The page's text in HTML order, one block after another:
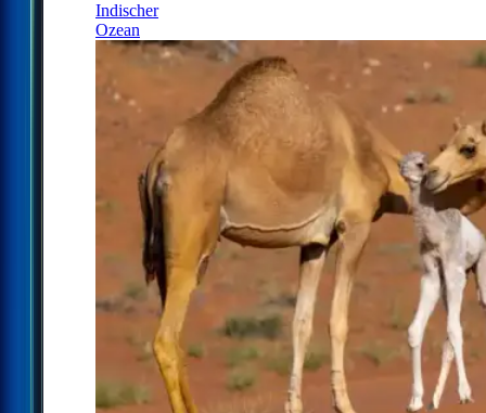
Indischer
Ozean